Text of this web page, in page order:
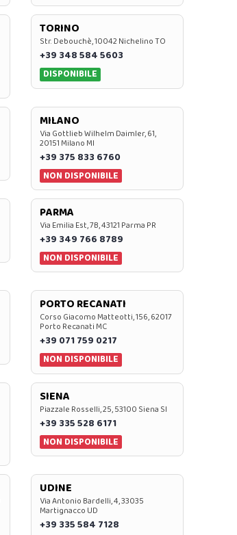
TORINO
Str. Debouchè, 10042 Nichelino TO
+39 348 584 5603
DISPONIBILE
MILANO
Via Gottlieb Wilhelm Daimler, 61,
20151 Milano MI
+39 375 833 6760
NON DISPONIBILE
PARMA
Via Emilia Est, 7B, 43121 Parma PR
+39 349 766 8789
NON DISPONIBILE
PORTO RECANATI
Corso Giacomo Matteotti, 156, 62017
Porto Recanati MC
+39 071 759 0217
NON DISPONIBILE
SIENA
Piazzale Rosselli, 25, 53100 Siena SI
+39 335 528 6171
NON DISPONIBILE
UDINE
Via Antonio Bardelli, 4, 33035
Martignacco UD
+39 335 584 7128